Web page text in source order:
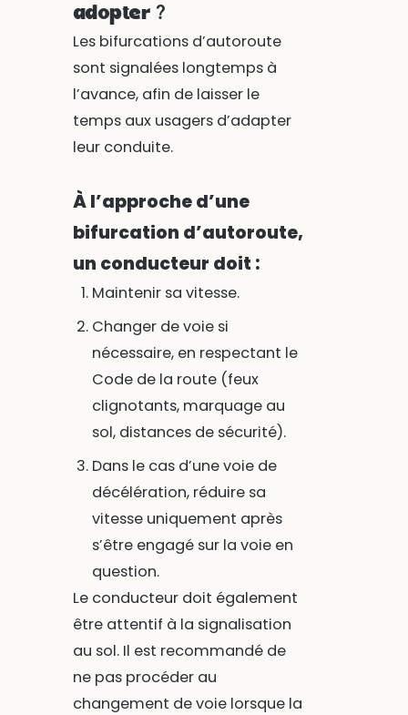
adopter ?
Les bifurcations d’autoroute
sont signalées longtemps à
l’avance, afin de laisser le
temps aux usagers d’adapter
leur conduite.
À l’approche d’une
bifurcation d’autoroute,
un conducteur doit :
Maintenir sa vitesse.
Changer de voie si
nécessaire, en respectant le
Code de la route (feux
clignotants, marquage au
sol, distances de sécurité).
Dans le cas d’une voie de
décélération, réduire sa
vitesse uniquement après
s’être engagé sur la voie en
question.
Le conducteur doit également
être attentif à la signalisation
au sol. Il est recommandé de
ne pas procéder au
changement de voie lorsque la